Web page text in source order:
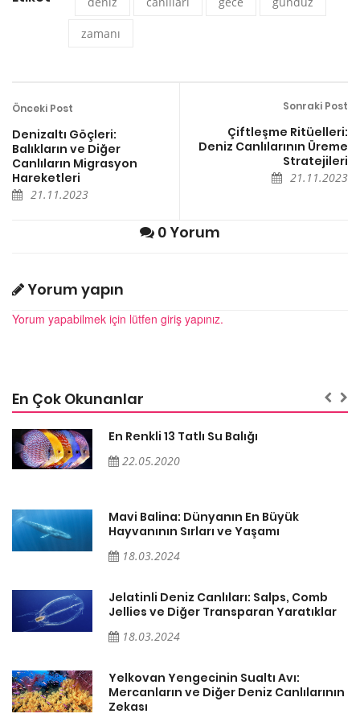
zamanı
Önceki Post
Denizaltı Göçleri:
Balıkların ve Diğer
Canlıların Migrasyon
Hareketleri
21.11.2023
Sonraki Post
Çiftleşme Ritüelleri:
Deniz Canlılarının Üreme
Stratejileri
21.11.2023
0 Yorum
Yorum yapın
Yorum yapabilmek için lütfen giriş yapınız.
En Çok Okunanlar
En Renkli 13 Tatlı Su Balığı
22.05.2020
Mavi Balina: Dünyanın En Büyük
Hayvanının Sırları ve Yaşamı
18.03.2024
Jelatinli Deniz Canlıları: Salps, Comb
Jellies ve Diğer Transparan Yaratıklar
18.03.2024
Yelkovan Yengecinin Sualtı Avı:
Mercanların ve Diğer Deniz Canlılarının
Zekası